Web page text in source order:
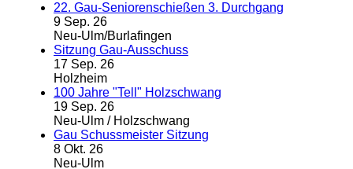
22. Gau-Seniorenschießen 3. Durchgang
9 Sep. 26
Neu-Ulm/Burlafingen
Sitzung Gau-Ausschuss
17 Sep. 26
Holzheim
100 Jahre "Tell" Holzschwang
19 Sep. 26
Neu-Ulm / Holzschwang
Gau Schussmeister Sitzung
8 Okt. 26
Neu-Ulm